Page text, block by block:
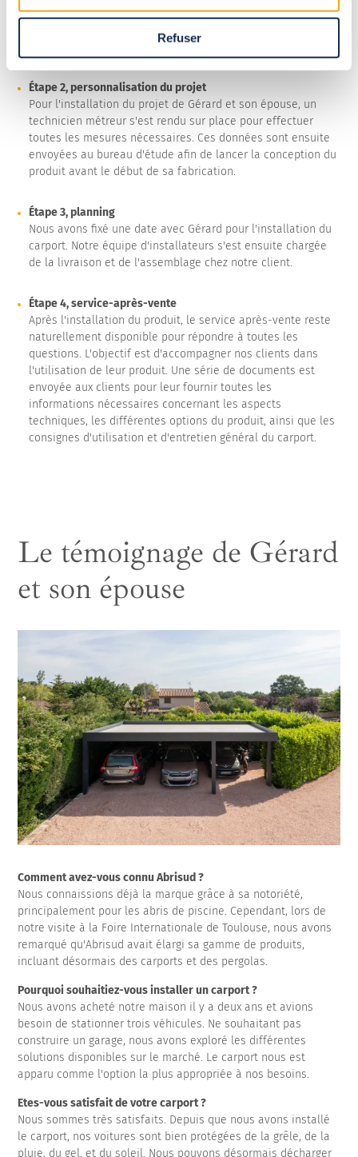
Refuser
toutes les parties, nous procédons à la validation du bon de
commande, qui rassemble toutes les informations clés
Étape 2, personnalisation du projet
Pour l'installation du projet de Gérard et son épouse, un
technicien métreur s'est rendu sur place pour effectuer
toutes les mesures nécessaires. Ces données sont ensuite
envoyées au bureau d'étude afin de lancer la conception du
produit avant le début de sa fabrication.
Étape 3, planning
Nous avons fixé une date avec Gérard pour l'installation du
carport. Notre équipe d'installateurs s'est ensuite chargée
de la livraison et de l'assemblage chez notre client.
Étape 4, service-après-vente
Après l'installation du produit, le service après-vente reste
naturellement disponible pour répondre à toutes les
questions. L'objectif est d'accompagner nos clients dans
l'utilisation de leur produit. Une série de documents est
envoyée aux clients pour leur fournir toutes les
informations nécessaires concernant les aspects
techniques, les différentes options du produit, ainsi que les
consignes d'utilisation et d'entretien général du carport.
Le témoignage de Gérard
et son épouse
Comment avez-vous connu Abrisud ?
Nous connaissions déjà la marque grâce à sa notoriété,
principalement pour les abris de piscine. Cependant, lors de
notre visite à la Foire Internationale de Toulouse, nous avons
remarqué qu'Abrisud avait élargi sa gamme de produits,
incluant désormais des carports et des pergolas.
Pourquoi souhaitiez-vous installer un carport ?
Nous avons acheté notre maison il y a deux ans et avions
besoin de stationner trois véhicules. Ne souhaitant pas
construire un garage, nous avons exploré les différentes
solutions disponibles sur le marché. Le carport nous est
apparu comme l'option la plus appropriée à nos besoins.
Etes-vous satisfait de votre carport ?
Nous sommes très satisfaits. Depuis que nous avons installé
le carport, nos voitures sont bien protégées de la grêle, de la
pluie, du gel, et du soleil. Nous pouvons désormais décharger